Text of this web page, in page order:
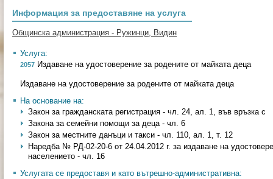
Информация за предоставяне на услуга
Общинска администрация - Ружинци, Видин
Услуга:
2057 Издаване на удостоверение за родените от майката деца
Издаване на удостоверение за родените от майката деца
На основание на:
Закон за гражданската регистрация - чл. 24, ал. 1, във връзка с
Закона за семейни помощи за деца - чл. 6
Закон за местните данъци и такси - чл. 110, ал. 1, т. 12
Наредба № РД-02-20-6 от 24.04.2012 г. за издаване на
населението - чл. 16
Услугата се предоставя и като вътрешно-административна: